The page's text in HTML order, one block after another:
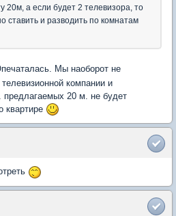
20м, а если будет 2 телевизора, то
ставить и разводить по комнатам
Мы наоборот не
компании и
предлагаемых 20 м. не будет
квартире